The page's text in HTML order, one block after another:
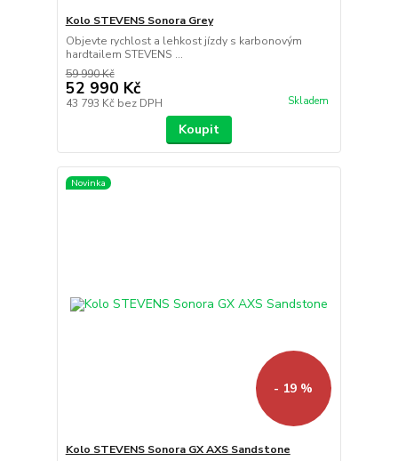
Kolo STEVENS Sonora Grey
Objevte rychlost a lehkost jízdy s karbonovým
hardtailem STEVENS ...
59 990 Kč
52 990 Kč
43 793 Kč bez DPH Skladem
Koupit
Novinka
- 19 %
Kolo STEVENS Sonora GX AXS Sandstone